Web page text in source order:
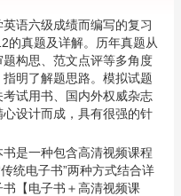
语六级成绩而编写的复习
的真题及详解。历年真题从
构思、范文点评等多角度
明了解题思路。模拟试题
试用书、国内外权威杂志
设计而成，具有很强的针
是一种包含高清视频课程
统电子书”两种方式结合详
【电子书＋高清视频课